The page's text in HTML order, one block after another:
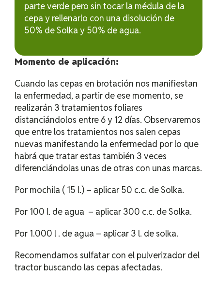
parte verde pero sin tocar la médula de la
cepa y rellenarlo con una disolución de
50% de Solka y 50% de agua.
Momento de aplicación:
Cuando las cepas en brotación nos manifiestan
la enfermedad, a partir de ese momento, se
realizarán 3 tratamientos foliares
distanciándolos entre 6 y 12 días. Observaremos
que entre los tratamientos nos salen cepas
nuevas manifestando la enfermedad por lo que
habrá que tratar estas también 3 veces
diferenciándolas unas de otras con unas marcas.
Por mochila ( 15 l.) – aplicar 50 c.c. de Solka.
Por 100 l. de agua – aplicar 300 c.c. de Solka.
Por 1.000 l . de agua – aplicar 3 l. de solka.
Recomendamos sulfatar con el pulverizador del
tractor buscando las cepas afectadas.